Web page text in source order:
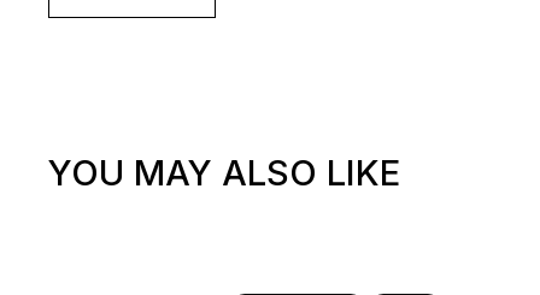
YOU MAY ALSO LIKE